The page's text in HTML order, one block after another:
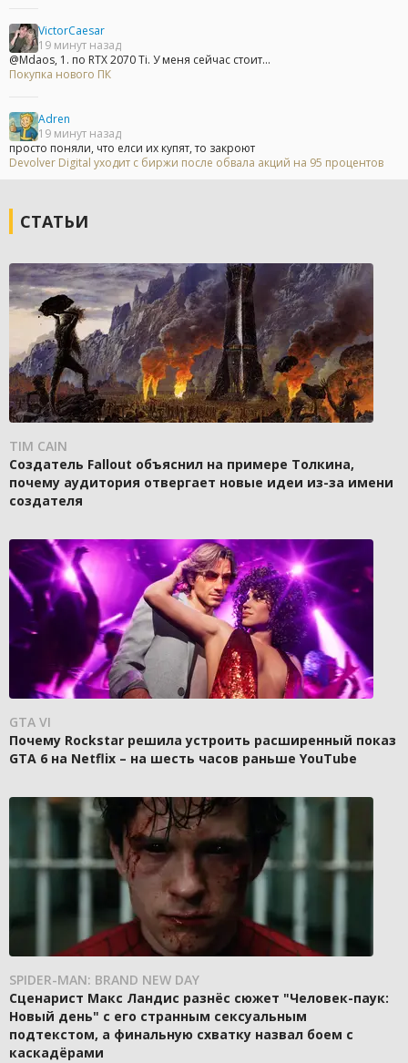
VictorCaesar
19 минут назад
@Mdaos, 1. по RTX 2070 Ti. У меня сейчас стоит...
Покупка нового ПК
Adren
19 минут назад
просто поняли, что елси их купят, то закроют
Devolver Digital уходит с биржи после обвала акций на 95 процентов
СТАТЬИ
TIM CAIN
Создатель Fallout объяснил на примере Толкина,
почему аудитория отвергает новые идеи из-за имени
создателя
GTA VI
Почему Rockstar решила устроить расширенный показ
GTA 6 на Netflix – на шесть часов раньше YouTube
SPIDER-MAN: BRAND NEW DAY
Сценарист Макс Ландис разнёс сюжет "Человек-паук:
Новый день" с его странным сексуальным
подтекстом, а финальную схватку назвал боем с
каскадёрами